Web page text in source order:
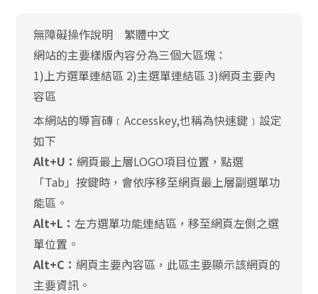
無障礙操作說明 繁體中文
網站的主要樣版內容分為三個大區塊：
1)上方選單連結區 2)主選單連結區 3)網頁主要內
容區
本網站的導盲磚﹝Accesskey,也稱為快速鍵﹞設定
如下
Alt+U：網頁最上層LOGO項目位置，點選
「Tab」按鍵時，會依序移至網頁最上層副選單功
能區。
Alt+L：左方選單功能連結區，移至網頁左側之選
單位置。
Alt+C：網頁主要內容區，此區主要顯示該網頁的
主要資訊。